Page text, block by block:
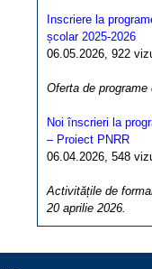
Inscriere la
școlar 2025-2026
06.05.2026, 922
Oferta de programe
Noi înscrieri la
– Proiect PNRR
06.04.2026, 548
Activitățile de
20 aprilie 2026.